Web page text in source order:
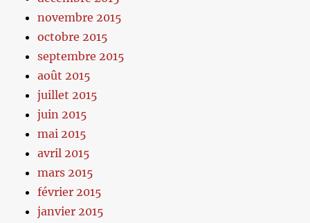
novembre 2015
octobre 2015
septembre 2015
août 2015
juillet 2015
juin 2015
mai 2015
avril 2015
mars 2015
février 2015
janvier 2015